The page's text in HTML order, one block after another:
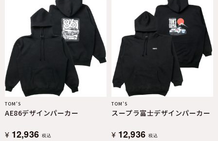
TOM’S
AE86デザインパーカー
¥ 12,936 税込
TOM’S
スープラ富士デザインパーカー
¥ 12,936 税込